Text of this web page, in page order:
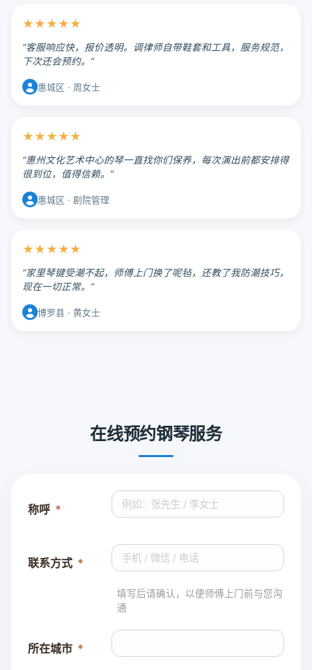
★★★★★
“客服响应快，报价透明。调律师自带鞋套和工具，服务规范，
下次还会预约。”
惠城区 · 周女士
★★★★★
“惠州文化艺术中心的琴一直找你们保养，每次演出前都安排得
很到位，值得信赖。”
惠城区 · 剧院管理
★★★★★
“家里琴键受潮不起，师傅上门换了呢毡，还教了我防潮技巧，
现在一切正常。”
博罗县 · 黄女士
在线预约钢琴服务
称呼
联系方式
填写后请确认，以便师傅上门前与您沟
通
所在城市